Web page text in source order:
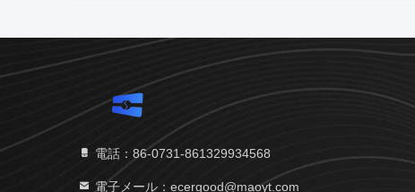
電話：86-0731-861329934568
電子メール：ecergood@maoyt.com